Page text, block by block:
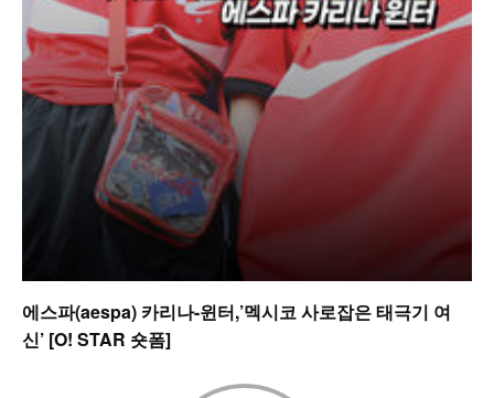
에스파(aespa) 카리나-윈터,’멕시코 사로잡은 태극기 여
신’ [O! STAR 숏폼]